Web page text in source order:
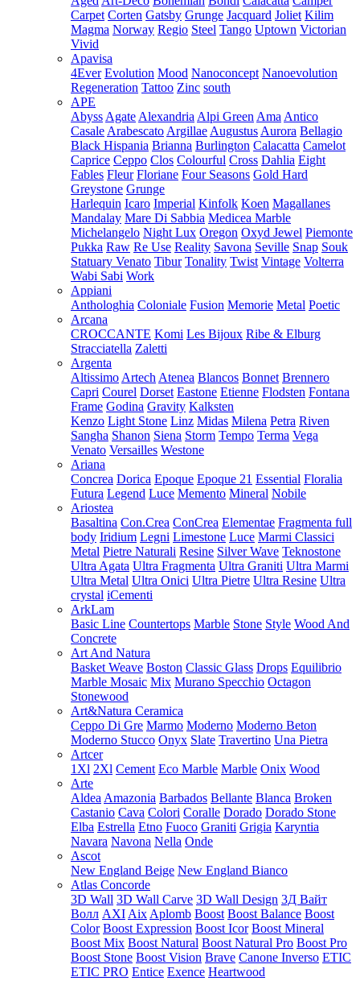
Carpet Corten Gatsby Grunge Jacquard Joliet Kilim
Magma Norway Regio Steel Tango Uptown Victorian
Vivid
Apavisa
4Ever Evolution Mood Nanoconcept Nanoevolution
Regeneration Tattoo Zinc south
APE
Abyss Agate Alexandria Alpi Green Ama Antico
Casale Arabescato Argillae Augustus Aurora Bellagio
Black Hispania Brianna Burlington Calacatta Camelot
Caprice Ceppo Clos Colourful Cross Dahlia Eight
Fables Fleur Floriane Four Seasons Gold Hard
Greystone Grunge
Harlequin Icaro Imperial Kinfolk Koen Magallanes
Mandalay Mare Di Sabbia Medicea Marble
Michelangelo Night Lux Oregon Oxyd Jewel Piemonte
Pukka Raw Re Use Reality Savona Seville Snap Souk
Statuary Venato Tibur Tonality Twist Vintage Volterra
Wabi Sabi Work
Appiani
Anthologhia Coloniale Fusion Memorie Metal Poetic
Arcana
CROCCANTE Komi Les Bijoux Ribe & Elburg
Stracciatella Zaletti
Argenta
Altissimo Artech Atenea Blancos Bonnet Brennero
Capri Courel Dorset Eastone Etienne Flodsten Fontana
Frame Godina Gravity Kalksten
Kenzo Light Stone Linz Midas Milena Petra Riven
Sangha Shanon Siena Storm Tempo Terma Vega
Venato Versailles Westone
Ariana
Concrea Dorica Epoque Epoque 21 Essential Floralia
Futura Legend Luce Memento Mineral Nobile
Ariostea
Basaltina Con.Crea ConCrea Elementae Fragmenta full
body Iridium Legni Limestone Luce Marmi Classici
Metal Pietre Naturali Resine Silver Wave Teknostone
Ultra Agata Ultra Fragmenta Ultra Graniti Ultra Marmi
Ultra Metal Ultra Onici Ultra Pietre Ultra Resine Ultra
crystal iCementi
ArkLam
Basic Line Countertops Marble Stone Style Wood And
Concrete
Art And Natura
Basket Weave Boston Classic Glass Drops Equilibrio
Marble Mosaic Mix Murano Specchio Octagon
Stonewood
Art&Natura Ceramica
Ceppo Di Gre Marmo Moderno Moderno Beton
Moderno Stucco Onyx Slate Travertino Una Pietra
Artcer
1Xl 2Xl Cement Eco Marble Marble Onix Wood
Arte
Aldea Amazonia Barbados Bellante Blanca Broken
Castanio Cava Colori Coralle Dorado Dorado Stone
Elba Estrella Etno Fuoco Graniti Grigia Karyntia
Navara Navona Nella Onde
Ascot
New England Beige New England Bianco
Atlas Concorde
3D Wall 3D Wall Carve 3D Wall Design 3Д Вайт
Волл AXI Aix Aplomb Boost Boost Balance Boost
Color Boost Expression Boost Icor Boost Mineral
Boost Mix Boost Natural Boost Natural Pro Boost Pro
Boost Stone Boost Vision Brave Canone Inverso ETIC
ETIC PRO Entice Exence Heartwood